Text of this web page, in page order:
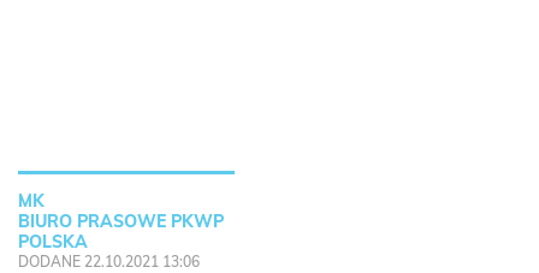
MK
BIURO PRASOWE PKWP
POLSKA
DODANE 22.10.2021 13:06